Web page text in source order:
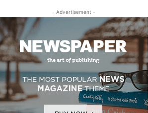
- Advertisement -